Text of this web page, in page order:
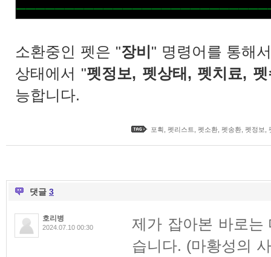
소환중인 펫은 "장비 " 명령어를 통해
상태에서 "펫정보, 펫상태, 펫치료, 펫
능합니다.
포획 펫리스트 펫소환 펫송환 펫정보
댓글 3
호리병
2024.07.10 00:30
제가 잡아본 바로는
습니다. (마황성의